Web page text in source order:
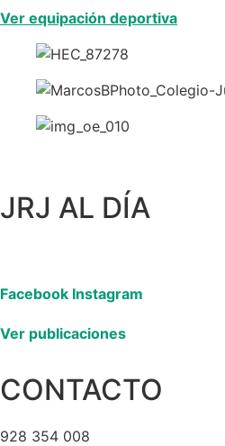
Ver equipación deportiva
JRJ AL DÍA
Facebook Instagram
Ver publicaciones
CONTACTO
928 354 008